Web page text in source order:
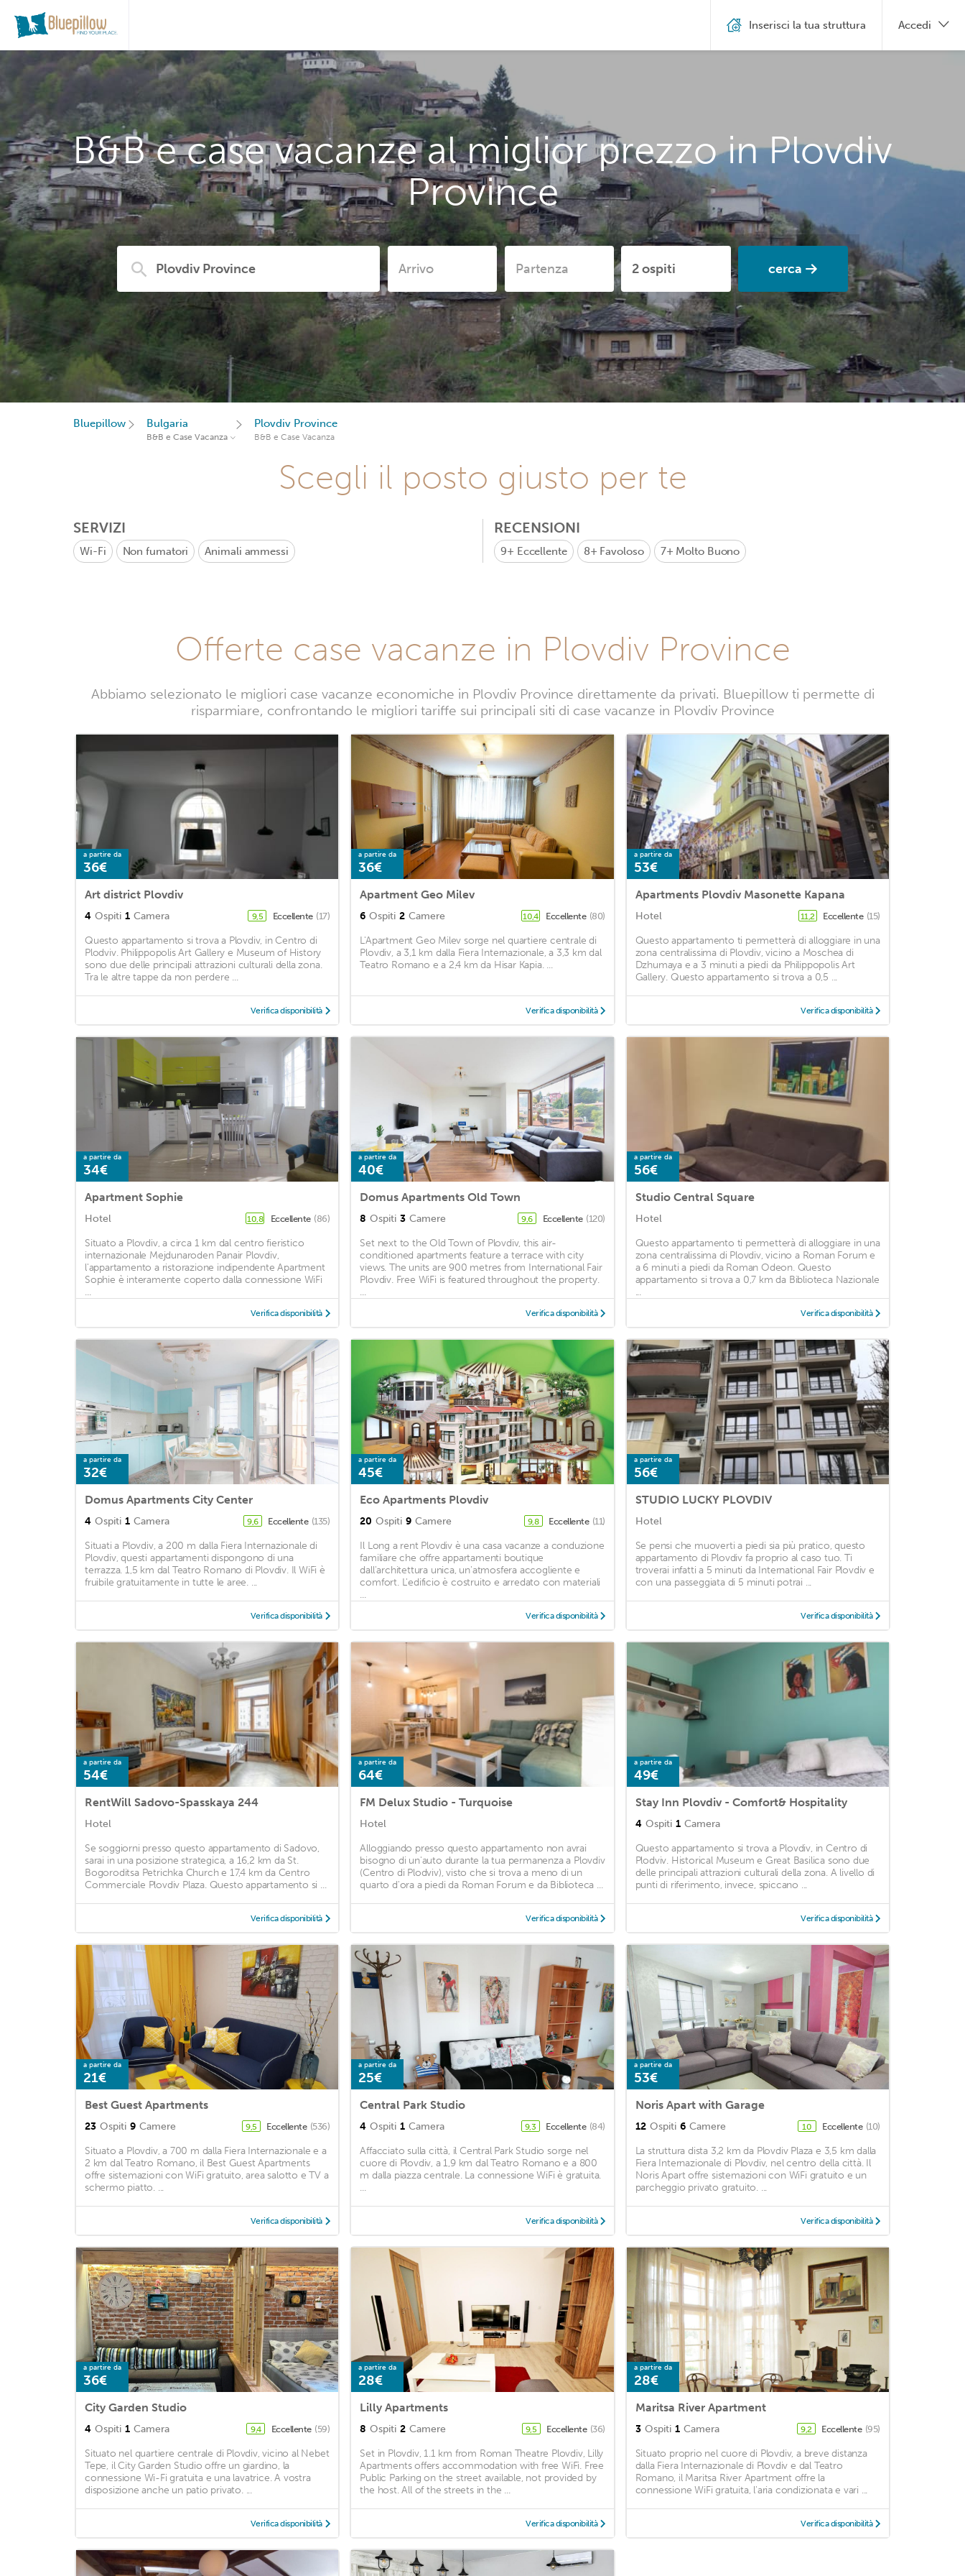
B&B e case vacanze al miglior prezzo in Plovdiv
Province
cerca
Inserisci la tua struttura Accedi
Bluepillow Bulgaria
B&B e Case Vacanza
Plovdiv Province
B&B e Case Vacanza
Scegli il posto giusto per te
SERVIZI
Wi-Fi Non fumatori Animali ammessi
RECENSIONI
9+ Eccellente 8+ Favoloso 7+ Molto Buono
Offerte case vacanze in Plovdiv Province
Abbiamo selezionato le migliori case vacanze economiche in Plovdiv Province direttamente da privati. Bluepillow ti permette di
risparmiare, confrontando le migliori tariffe sui principali siti di case vacanze in Plovdiv Province
a partire da
36€
Art district Plovdiv
4 Ospiti 1 Camera 9,5 Eccellente (17)
Questo appartamento si trova a Plovdiv, in Centro di
Plodviv. Philippopolis Art Gallery e Museum of History
sono due delle principali attrazioni culturali della zona.
Tra le altre tappe da non perdere ...
Verifica disponibilità
a partire da
36€
Apartment Geo Milev
6 Ospiti 2 Camere 10,4 Eccellente (80)
L'Apartment Geo Milev sorge nel quartiere centrale di
Plovdiv, a 3,1 km dalla Fiera Internazionale, a 3,3 km dal
Teatro Romano e a 2,4 km da Hisar Kapia. ...
Verifica disponibilità
a partire da
53€
Apartments Plovdiv Masonette Kapana
Hotel 11,2 Eccellente (15)
Questo appartamento ti permetterà di alloggiare in una
zona centralissima di Plovdiv, vicino a Moschea di
Dzhumaya e a 3 minuti a piedi da Philippopolis Art
Gallery. Questo appartamento si trova a 0,5 ...
Verifica disponibilità
a partire da
34€
Apartment Sophie
Hotel 10,8 Eccellente (86)
Situato a Plovdiv, a circa 1 km dal centro fieristico
internazionale Mejdunaroden Panair Plovdiv,
l'appartamento a ristorazione indipendente Apartment
Sophie è interamente coperto dalla connessione WiFi
...
Verifica disponibilità
a partire da
40€
Domus Apartments Old Town
8 Ospiti 3 Camere 9,6 Eccellente (120)
Set next to the Old Town of Plovdiv, this air-
conditioned apartments feature a terrace with city
views. The units are 900 metres from International Fair
Plovdiv. Free WiFi is featured throughout the property.
...
Verifica disponibilità
a partire da
56€
Studio Central Square
Hotel
Questo appartamento ti permetterà di alloggiare in una
zona centralissima di Plovdiv, vicino a Roman Forum e
a 6 minuti a piedi da Roman Odeon. Questo
appartamento si trova a 0,7 km da Biblioteca Nazionale
...
Verifica disponibilità
a partire da
32€
Domus Apartments City Center
4 Ospiti 1 Camera 9,6 Eccellente (135)
Situati a Plovdiv, a 200 m dalla Fiera Internazionale di
Plovdiv, questi appartamenti dispongono di una
terrazza. 1,5 km dal Teatro Romano di Plovdiv. Il WiFi è
fruibile gratuitamente in tutte le aree. ...
Verifica disponibilità
a partire da
45€
Eco Apartments Plovdiv
20 Ospiti 9 Camere 9,8 Eccellente (11)
Il Long a rent Plovdiv è una casa vacanze a conduzione
familiare che offre appartamenti boutique
dall'architettura unica, un'atmosfera accogliente e
comfort. L'edificio è costruito e arredato con materiali
...
Verifica disponibilità
a partire da
56€
STUDIO LUCKY PLOVDIV
Hotel
Se pensi che muoverti a piedi sia più pratico, questo
appartamento di Plovdiv fa proprio al caso tuo. Ti
troverai infatti a 5 minuti da International Fair Plovdiv e
con una passeggiata di 5 minuti potrai ...
Verifica disponibilità
a partire da
54€
RentWill Sadovo-Spasskaya 244
Hotel
Se soggiorni presso questo appartamento di Sadovo,
sarai in una posizione strategica, a 16,2 km da St.
Bogoroditsa Petrichka Church e 17,4 km da Centro
Commerciale Plovdiv Plaza. Questo appartamento si ...
Verifica disponibilità
a partire da
64€
FM Delux Studio - Turquoise
Hotel
Alloggiando presso questo appartamento non avrai
bisogno di un'auto durante la tua permanenza a Plovdiv
(Centro di Plodviv), visto che si trova a meno di un
quarto d'ora a piedi da Roman Forum e da Biblioteca ...
Verifica disponibilità
a partire da
49€
Stay Inn Plovdiv - Comfort& Hospitality
4 Ospiti 1 Camera
Questo appartamento si trova a Plovdiv, in Centro di
Plodviv. Historical Museum e Great Basilica sono due
delle principali attrazioni culturali della zona. A livello di
punti di riferimento, invece, spiccano ...
Verifica disponibilità
a partire da
21€
Best Guest Apartments
23 Ospiti 9 Camere 9,5 Eccellente (536)
Situato a Plovdiv, a 700 m dalla Fiera Internazionale e a
2 km dal Teatro Romano, il Best Guest Apartments
offre sistemazioni con WiFi gratuito, area salotto e TV a
schermo piatto. ...
Verifica disponibilità
a partire da
25€
Central Park Studio
4 Ospiti 1 Camera 9,3 Eccellente (84)
Affacciato sulla città, il Central Park Studio sorge nel
cuore di Plovdiv, a 1,9 km dal Teatro Romano e a 800
m dalla piazza centrale. La connessione WiFi è gratuita.
...
Verifica disponibilità
a partire da
53€
Noris Apart with Garage
12 Ospiti 6 Camere 10 Eccellente (10)
La struttura dista 3,2 km da Plovdiv Plaza e 3,5 km dalla
Fiera Internazionale di Plovdiv, nel centro della città. Il
Noris Apart offre sistemazioni con WiFi gratuito e un
parcheggio privato gratuito. ...
Verifica disponibilità
a partire da
36€
City Garden Studio
4 Ospiti 1 Camera 9,4 Eccellente (59)
Situato nel quartiere centrale di Plovdiv, vicino al Nebet
Tepe, il City Garden Studio offre un giardino, la
connessione Wi-Fi gratuita e una lavatrice. A vostra
disposizione anche un patio privato. ...
Verifica disponibilità
a partire da
28€
Lilly Apartments
8 Ospiti 2 Camere 9,5 Eccellente (36)
Set in Plovdiv, 1.1 km from Roman Theatre Plovdiv, Lilly
Apartments offers accommodation with free WiFi. Free
Public Parking on the street available, not provided by
the host. All of the streets in the ...
Verifica disponibilità
a partire da
28€
Maritsa River Apartment
3 Ospiti 1 Camera 9,2 Eccellente (95)
Situato proprio nel cuore di Plovdiv, a breve distanza
dalla Fiera Internazionale di Plovdiv e dal Teatro
Romano, il Maritsa River Apartment offre la
connessione WiFi gratuita, l'aria condizionata e vari ...
Verifica disponibilità